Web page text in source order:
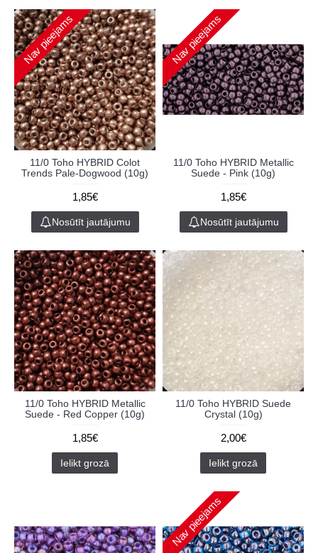
Nav pieejams
11/0 Toho HYBRID Colot
Trends Pale-Dogwood (10g)
1,85€
Nosūtīt jautājumu
Nav pieejams
11/0 Toho HYBRID Metallic
Suede - Pink (10g)
1,85€
Nosūtīt jautājumu
11/0 Toho HYBRID Metallic
Suede - Red Copper (10g)
1,85€
Ielikt grozā
11/0 Toho HYBRID Suede
Crystal (10g)
2,00€
Ielikt grozā
Nav pieejams